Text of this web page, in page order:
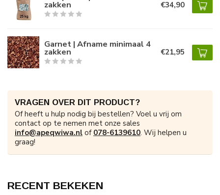
zakken €34,90
Garnet | Afname minimaal 4
zakken €21,95
VRAGEN OVER DIT PRODUCT?
Of heeft u hulp nodig bij bestellen? Voel u vrij om
contact op te nemen met onze sales
info@apeqwiwa.nl of 078-6139610. Wij helpen u
graag!
RECENT BEKEKEN